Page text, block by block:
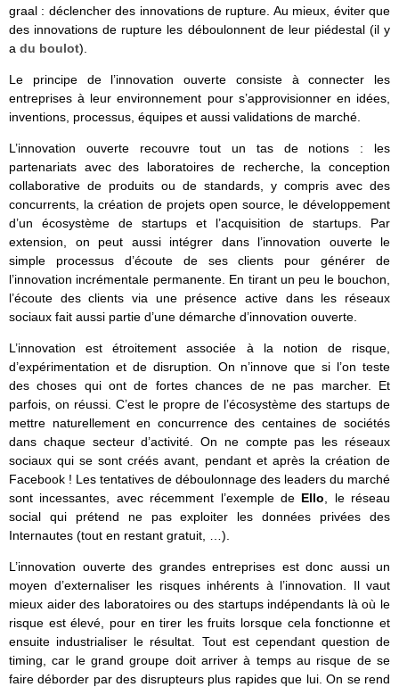
graal : déclencher des innovations de rupture. Au mieux, éviter que
des innovations de rupture les déboulonnent de leur piédestal (il y
a du boulot).
Le principe de l’innovation ouverte consiste à connecter les
entreprises à leur environnement pour s’approvisionner en idées,
inventions, processus, équipes et aussi validations de marché.
L’innovation ouverte recouvre tout un tas de notions : les
partenariats avec des laboratoires de recherche, la conception
collaborative de produits ou de standards, y compris avec des
concurrents, la création de projets open source, le développement
d’un écosystème de startups et l’acquisition de startups. Par
extension, on peut aussi intégrer dans l’innovation ouverte le
simple processus d’écoute de ses clients pour générer de
l’innovation incrémentale permanente. En tirant un peu le bouchon,
l’écoute des clients via une présence active dans les réseaux
sociaux fait aussi partie d’une démarche d’innovation ouverte.
L’innovation est étroitement associée à la notion de risque,
d’expérimentation et de disruption. On n’innove que si l’on teste
des choses qui ont de fortes chances de ne pas marcher. Et
parfois, on réussi. C’est le propre de l’écosystème des startups de
mettre naturellement en concurrence des centaines de sociétés
dans chaque secteur d’activité. On ne compte pas les réseaux
sociaux qui se sont créés avant, pendant et après la création de
Facebook ! Les tentatives de déboulonnage des leaders du marché
sont incessantes, avec récemment l’exemple de Ello , le réseau
social qui prétend ne pas exploiter les données privées des
Internautes (tout en restant gratuit, …).
L’innovation ouverte des grandes entreprises est donc aussi un
moyen d’externaliser les risques inhérents à l’innovation. Il vaut
mieux aider des laboratoires ou des startups indépendants là où le
risque est élevé, pour en tirer les fruits lorsque cela fonctionne et
ensuite industrialiser le résultat. Tout est cependant question de
timing, car le grand groupe doit arriver à temps au risque de se
faire déborder par des disrupteurs plus rapides que lui. On se rend